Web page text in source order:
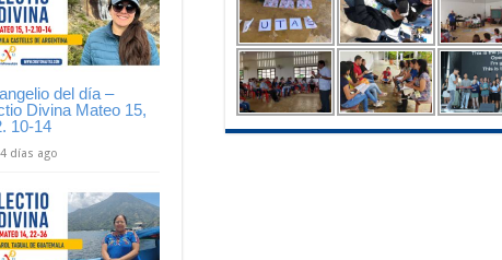
del día –
Divina Mateo 15,
10-14
4 días ago